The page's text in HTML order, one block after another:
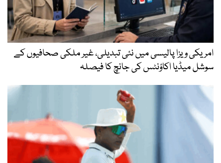
امریکی ویزا پالیسی میں نئی تبدیلی، غیر ملکی صحافیوں کے
سوشل میڈیا اکاؤنٹس کی جانچ کا فیصلہ